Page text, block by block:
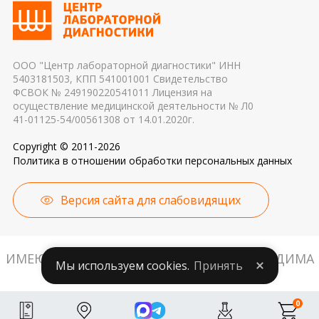
применяемые реагенты также могут стать
причиной погрешности в результатах
ООО "Центр лабораторной диагностики" ИНН
5403181503, КПП 541001001 Свидетельство
ФСВОК № 249190220541011 Лицензия на
осуществление медицинской деятельности № Л0
41-01125-54/00561308 от 14.01.2020г.
Copyright © 2011-2026
Политика в отношении обработки персональных данных
Версия сайта для слабовидящих
ИМЕЮТСЯ ПРОТИВОПОКАЗАНИЯ. НЕОБХОДИМА
КОНСУЛЬТАЦИЯ СПЕЦИАЛИСТА.
0
Мы используем cookies. Принять